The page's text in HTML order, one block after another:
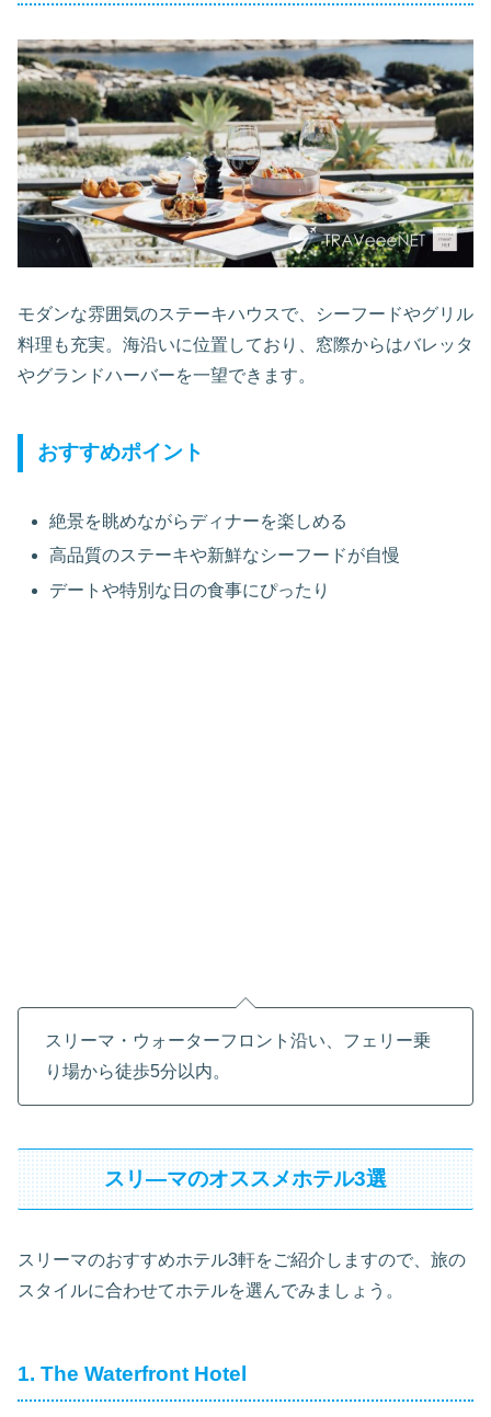
モダンな雰囲気のステーキハウスで、シーフードやグリル
料理も充実。海沿いに位置しており、窓際からはバレッタ
やグランドハーバーを一望できます。
おすすめポイント
絶景を眺めながらディナーを楽しめる
高品質のステーキや新鮮なシーフードが自慢
デートや特別な日の食事にぴったり
スリーマ・ウォーターフロント沿い、フェリー乗
り場から徒歩5分以内。
スリ―マのオススメホテル3選
スリーマのおすすめホテル3軒をご紹介しますので、旅の
スタイルに合わせてホテルを選んでみましょう。
1. The Waterfront Hotel